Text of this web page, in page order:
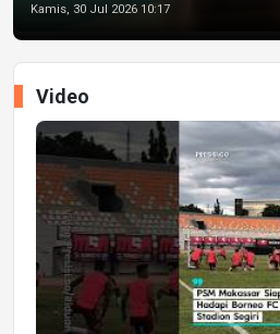
Kamis, 30 Jul 2026 10:17
Video